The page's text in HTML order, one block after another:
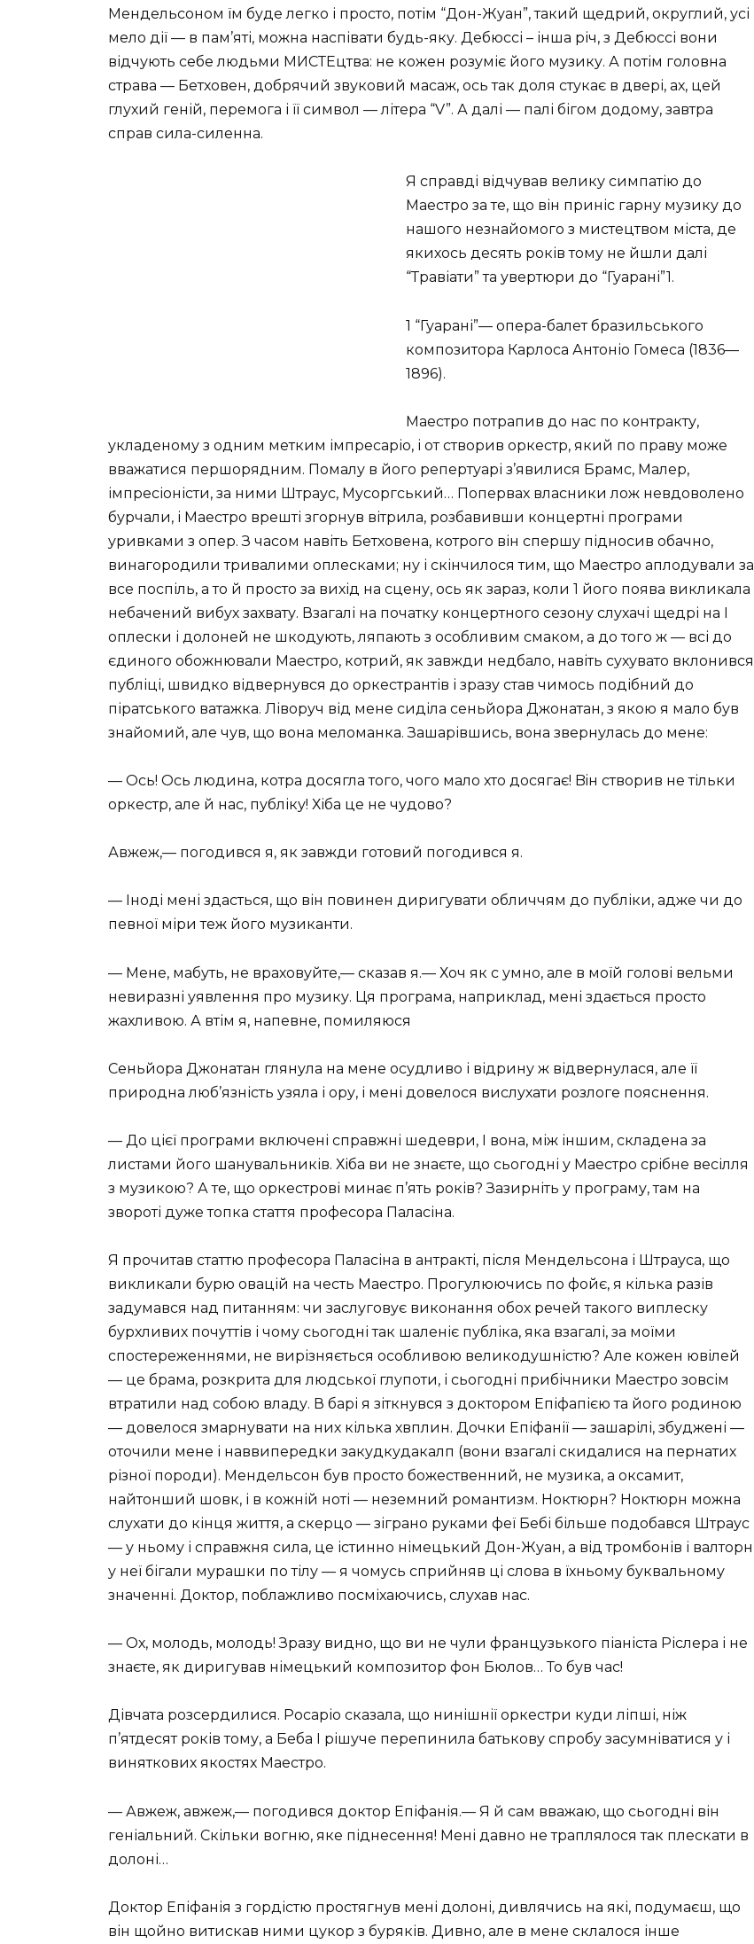
Мендельсоном їм буде легко і просто, потім “Дон-Жуан”, такий щедрий, округлий, усі
мело дії — в пам’яті, можна наспівати будь-яку. Дебюссі – інша річ, з Дебюссі вони
відчують себе людьми МИСТЕцтва: не кожен розуміє його музику. А потім головна
страва — Бетховен, добрячий звуковий масаж, ось так доля стукає в двері, ах, цей
глухий геній, перемога і її символ — літера “V”. А далі — палі бігом додому, завтра
справ сила-силенна.
Я справді відчував велику симпатію до
Маестро за те, що він приніс гарну музику до
нашого незнайомого з мистецтвом міста, де
якихось десять років тому не йшли далі
“Травіати” та увертюри до “Гуарані”1.
1 “Гуарані”— опера-балет бразильського
композитора Карлоса Антоніо Гомеса (1836—
1896).
Маестро потрапив до нас по контракту,
укладеному з одним метким імпресаріо, і от створив оркестр, який по праву може
вважатися першорядним. Помалу в його репертуарі з’явилися Брамс, Малер,
імпресіоністи, за ними Штраус, Мусоргський… Попервах власники лож невдоволено
бурчали, і Маестро врешті згорнув вітрила, розбавивши концертні програми
уривками з опер. З часом навіть Бетховена, котрого він спершу підносив обачно,
винагородили тривалими оплесками; ну і скінчилося тим, що Маестро аплодували за
все поспіль, а то й просто за вихід на сцену, ось як зараз, коли 1 його поява викликала
небачений вибух захвату. Взагалі на початку концертного сезону слухачі щедрі на І
оплески і долоней не шкодують, ляпають з особливим смаком, а до того ж — всі до
єдиного обожнювали Маестро, котрий, як завжди недбало, навіть сухувато вклонився
публіці, швидко відвернувся до оркестрантів і зразу став чимось подібний до
піратського ватажка. Ліворуч від мене сиділа сеньйора Джонатан, з якою я мало був
знайомий, але чув, що вона меломанка. Зашарівшись, вона звернулась до мене:
— Ось! Ось людина, котра досягла того, чого мало хто досягає! Biн створив не тільки
оркестр, але й нас, публіку! Хіба це не чудово?
Авжеж,— погодився я, як завжди готовий погодився я.
— Іноді мені здасться, що він повинен диригувати обличчям до публіки, адже чи до
певної міри теж його музиканти.
— Мене, мабуть, не враховуйте,— сказав я.— Хоч як с умно, але в моїй голові вельми
невиразні уявлення про музику. Ця програма, наприклад, мені здається просто
жахливою. А втім я, напевне, помиляюся
Сеньйора Джонатан глянула на мене осудливо і відрину ж відвернулася, але її
природна люб’язність узяла і ору, і мені довелося вислухати розлоге пояснення.
— До цієї програми включені справжні шедеври, І вона, між іншим, складена за
листами його шанувальників. Хіба ви не знаєте, що сьогодні у Маестро срібне весілля
з музикою? А те, що оркестрові минає п’ять років? Зазирніть у програму, там на
звороті дуже топка стаття професора Паласіна.
Я прочитав статтю професора Паласіна в антракті, після Мендельсона і Штрауса, що
викликали бурю овацій на честь Маестро. Прогулюючись по фойє, я кілька разів
задумався над питанням: чи заслуговує виконання обох речей такого виплеску
бурхливих почуттів і чому сьогодні так шаленіє публіка, яка взагалі, за моїми
спостереженнями, не вирізняється особливою великодушністю? Але кожен ювілей
— це брама, розкрита для людської глупоти, і сьогодні прибічники Маестро зовсім
втратили над собою владу. В барі я зіткнувся з доктором Епіфапією та його родиною
— довелося змарнувати на них кілька хвплин. Дочки Епіфанії — зашарілі, збуджені —
оточили мене і наввипередки закудкудакалп (вони взагалі скидалися на пернатих
різної породи). Мендельсон був просто божественний, не музика, а оксамит,
найтонший шовк, і в кожній ноті — неземний романтизм. Ноктюрн? Ноктюрн можна
слухати до кінця життя, а скерцо — зіграно руками феї Бебі більше подобався Штраус
— у ньому і справжня сила, це істинно німецький Дон-Жуан, а від тромбонів і валторн
у неї бігали мурашки по тілу — я чомусь сприйняв ці слова в їхньому буквальному
значенні. Доктор, поблажливо посміхаючись, слухав нас.
— Ох, молодь, молодь! Зразу видно, що ви не чули французького піаніста Ріслера і не
знаєте, як диригував німецький композитор фон Бюлов… То був час!
Дівчата розсердилися. Росаріо сказала, що нинішнії оркестри куди ліпші, ніж
п’ятдесят років тому, а Беба І рішуче перепинила батькову спробу засумніватися у і
виняткових якостях Маестро.
— Авжеж, авжеж,— погодився доктор Епіфанія.— Я й сам вважаю, що сьогодні він
геніальний. Скільки вогню, яке піднесення! Мені давно не траплялося так плескати в
долоні…
Доктор Епіфанія з гордістю простягнув мені долоні, дивлячись на які, подумаєш, що
він щойно витискав ними цукор з буряків. Дивно, але в мене склалося інше